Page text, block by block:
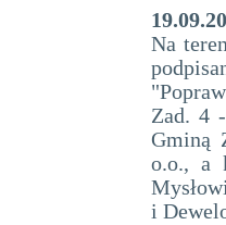
Na
Zad. 4
Gminą
o.o., a
i